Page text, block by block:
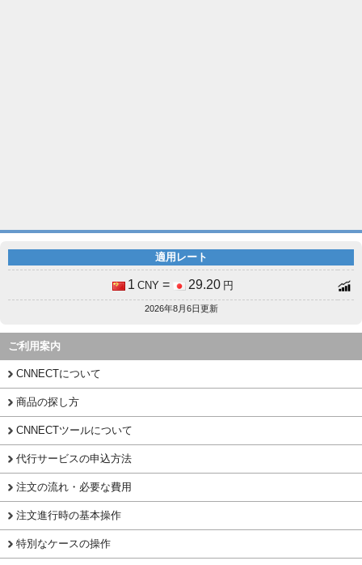
適用レート
1 CNY = 29.20 円
2026年8月6日更新
ご利用案内
CNNECTについて
商品の探し方
CNNECTツールについて
代行サービスの申込方法
注文の流れ・必要な費用
注文進行時の基本操作
特別なケースの操作